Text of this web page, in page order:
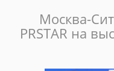
Москва-
PRSTAR на